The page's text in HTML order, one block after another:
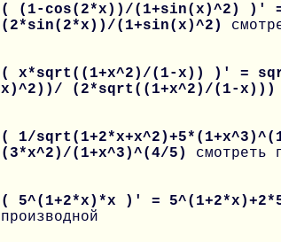
( (1-cos(2*x))/(1+sin(x)^2) )'
(2*sin(2*x))/(1+sin(x)^2)
( x*sqrt((1+x^2)/(1-x)) )' =
x)^2))/ (2*sqrt((1+x^2)/(1-x)))
( 1/
(3*x^2)/(1+x^3)^(4/5) смотреть
( 5^(1+2*x)*x )' =
производной